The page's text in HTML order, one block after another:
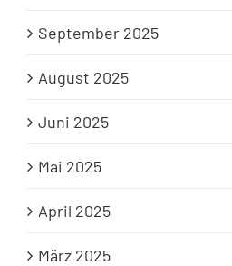
September 2025
August 2025
Juni 2025
Mai 2025
April 2025
März 2025